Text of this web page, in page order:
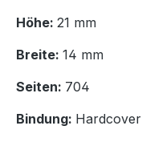
Höhe: 21 mm
Breite: 14 mm
Seiten: 704
Bindung: Hardcover